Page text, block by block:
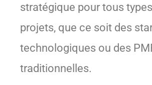
stratégique pour tous
projets, que ce soit des
technologiques ou des
traditionnelles.